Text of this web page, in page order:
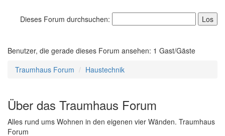
Dieses Forum durchsuchen:
Benutzer, die gerade dieses Forum ansehen: 1 Gast/Gäste
Traumhaus Forum
Haustechnik
Über das Traumhaus Forum
Alles rund ums Wohnen in den eigenen vier Wänden. Traumhaus
Forum